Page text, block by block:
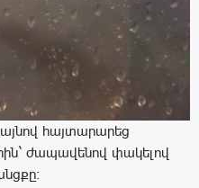
հայտարարեց
ժապավենով փակելով